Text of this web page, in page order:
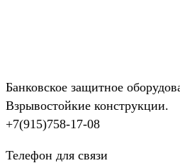
Банковское защитное
Взрывостойкие конструкции.
+7(915)758-17-08
Телефон для связи